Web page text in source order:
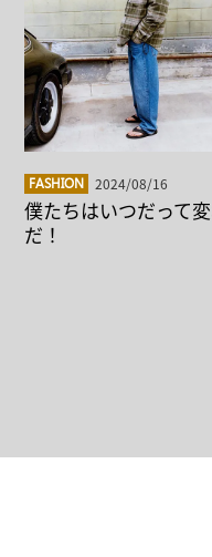
FASHION 2024/08/16
僕たちはいつだって
だ！